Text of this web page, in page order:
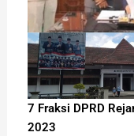
7 Fraksi DPRD
2023